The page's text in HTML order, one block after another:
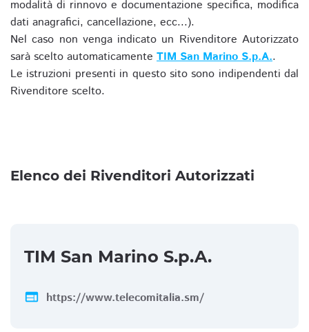
modalità di rinnovo e documentazione specifica, modifica
dati anagrafici, cancellazione, ecc...).
Nel caso non venga indicato un Rivenditore Autorizzato
sarà scelto automaticamente TIM San Marino S.p.A..
Le istruzioni presenti in questo sito sono indipendenti dal
Rivenditore scelto.
Elenco dei Rivenditori Autorizzati
TIM San Marino S.p.A.
web https://www.telecomitalia.sm/